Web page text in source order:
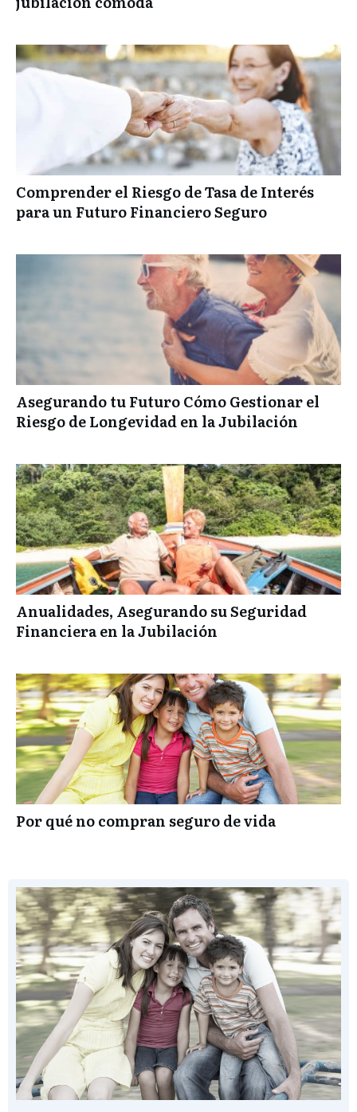
Comprender el Riesgo de Tasa de Interés
para un Futuro Financiero Seguro
Asegurando tu Futuro Cómo Gestionar el
Riesgo de Longevidad en la Jubilación
Anualidades, Asegurando su Seguridad
Financiera en la Jubilación
Por qué no compran seguro de vida